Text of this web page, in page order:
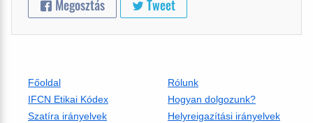
Megosztás Tweet
Főoldal
Rólunk
IFCN Etikai Kódex
Hogyan dolgozunk?
Szatíra irányelvek
Helyreigazítási irányelvek